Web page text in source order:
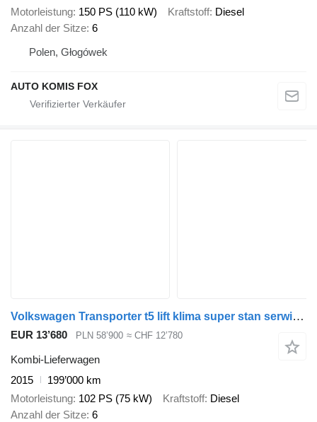
Motorleistung 150 PS (110 kW) Kraftstoff Diesel
Anzahl der Sitze 6
Polen, Głogówek
AUTO KOMIS FOX
Volkswagen Transporter t5 lift klima super stan serwisowany
EUR 13’680 PLN 58’900 ≈ CHF 12’780
Kombi-Lieferwagen
2015
199’000 km
Motorleistung 102 PS (75 kW) Kraftstoff Diesel
Anzahl der Sitze 6